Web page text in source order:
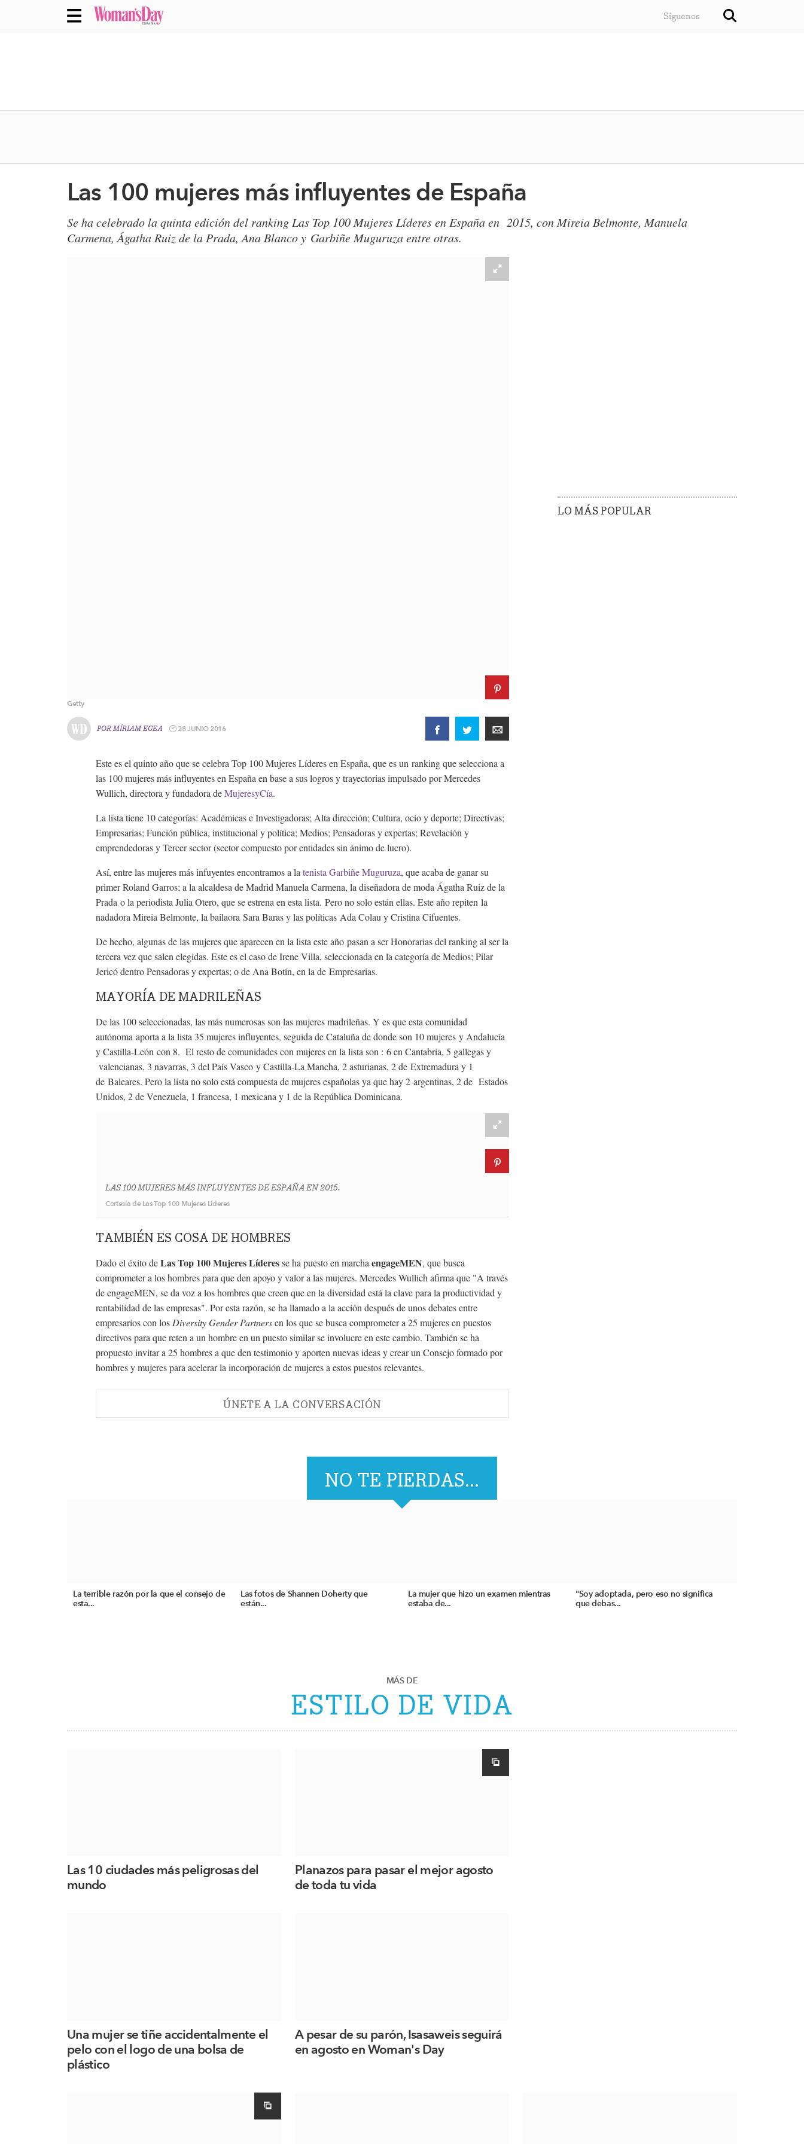
Síguenos
Las 100 mujeres más influyentes de España
​Se ha celebrado la quinta edición del ranking Las Top 100 Mujeres Líderes en España en 2015, con Mireia Belmonte, Manuela
Carmena, Ágatha Ruiz de la Prada, Ana Blanco y Garbiñe Muguruza entre otras.
LO MÁS POPULAR
Getty
POR MÍRIAM EGEA 28 JUNIO 2016
Este es el quinto año que se celebra Top 100 Mujeres Líderes en España, que es un ranking que selecciona a
las 100 mujeres más influyentes en España en base a sus logros y trayectorias impulsado por Mercedes
Wullich, directora y fundadora deMujeresyCía.
La lista tiene 10 categorías: Académicas e Investigadoras; Alta dirección; Cultura, ocio y deporte; Directivas;
Empresarias; Función pública, institucional y política; Medios; Pensadoras y expertas; Revelación y
emprendedoras y Tercer sector (sector compuesto por entidades sin ánimo de lucro).
Así, entre las mujeres más infuyentes encontramos a la tenista Garbiñe Muguruza, que acaba de ganar su
primer Roland Garros; a la alcaldesa de Madrid Manuela Carmena, la diseñadora de moda Ágatha Ruiz de la
Prada o la periodista Julia Otero, que se estrena en esta lista. Pero no solo están ellas. Este año repiten la
nadadora Mireia Belmonte, la bailaora Sara Baras y las políticas Ada Colau y Cristina Cifuentes.
De hecho, algunas de las mujeres que aparecen en la lista este año pasan a ser Honorarias del ranking al ser la
tercera vez que salen elegidas. Este es el caso de Irene Villa, seleccionada en la categoría de Medios; Pilar
Jericó dentro Pensadoras y expertas; o de Ana Botín, en la de Empresarias.
MAYORÍA DE MADRILEÑAS
De las 100 seleccionadas, las más numerosas son las mujeres madrileñas. Y es que esta comunidad
autónoma aporta a la lista 35 mujeres influyentes, seguida de Cataluña de donde son 10 mujeres y Andalucía
y Castilla-León con 8. El resto de comunidades con mujeres en la lista son : 6 en Cantabria, 5 gallegas y
valencianas, 3 navarras, 3 del País Vasco y Castilla-La Mancha, 2 asturianas, 2 de Extremadura y 1
de Baleares. Pero la lista no solo está compuesta de mujeres españolas ya que hay 2 argentinas, 2 de Estados
Unidos, 2 de Venezuela, 1 francesa, 1 mexicana y 1 de la República Dominicana.
LAS 100 MUJERES MÁS INFLUYENTES DE ESPAÑA EN 2015.
Cortesía de Las Top 100 Mujeres Líderes
TAMBIÉN ES COSA DE HOMBRES
Dado el éxito deLas Top 100 Mujeres Líderesse ha puesto en marcha engageMEN, que busca
comprometer a los hombres para que den apoyo y valor a las mujeres. Mercedes Wullich afirma que "A través
de engageMEN, se da voz a los hombres que creen que en la diversidad está la clave para la productividad y
rentabilidad de las empresas". Por esta razón, se ha llamado a la acción después de unos debates entre
empresarios con los Diversity Gender Partnersen los que se busca comprometer a 25 mujeres en puestos
directivos para que reten a un hombre en un puesto similar se involucre en este cambio. También se ha
propuesto invitar a 25 hombres a que den testimonio y aporten nuevas ideas y crear un Consejo formado por
hombres y mujeres para acelerar la incorporación de mujeres a estos puestos relevantes.
ÚNETE A LA CONVERSACIÓN
NO TE PIERDAS...
La terrible razón por la que el consejo de
esta...
Las fotos de Shannen Doherty que
están...
La mujer que hizo un examen mientras
estaba de...
"Soy adoptada, pero eso no significa
que debas...
MÁS DE
ESTILO DE VIDA
Las 10 ciudades más peligrosas del
mundo
Planazos para pasar el mejor agosto
de toda tu vida
Una mujer se tiñe accidentalmente el
pelo con el logo de una bolsa de
plástico
A pesar de su parón, Isasaweis seguirá
en agosto en Woman's Day